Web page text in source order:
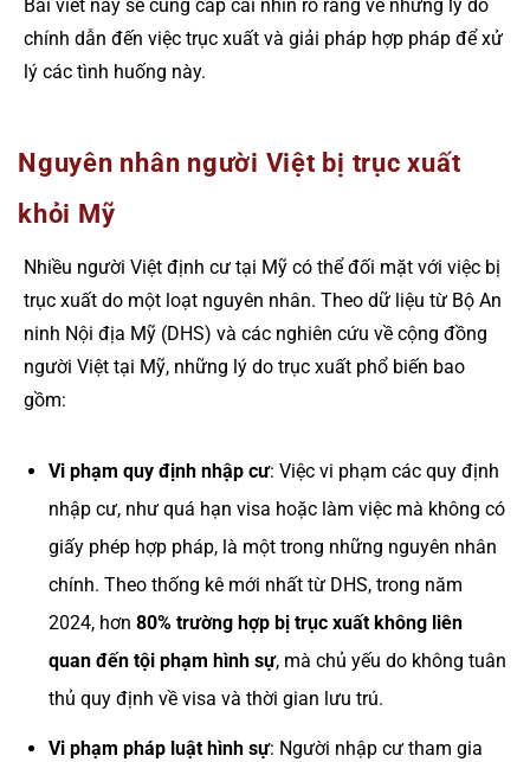
Bài viết này sẽ cung cấp cái nhìn rõ ràng về những lý do
chính dẫn đến việc trục xuất và giải pháp hợp pháp để xử
lý các tình huống này​.
Nguyên nhân người Việt bị trục xuất
khỏi Mỹ
Nhiều người Việt định cư tại Mỹ có thể đối mặt với việc bị
trục xuất do một loạt nguyên nhân. Theo dữ liệu từ Bộ An
ninh Nội địa Mỹ (DHS) và các nghiên cứu về cộng đồng
người Việt tại Mỹ, những lý do trục xuất phổ biến bao
gồm:
Vi phạm quy định nhập cư: Việc vi phạm các quy định
nhập cư, như quá hạn visa hoặc làm việc mà không có
giấy phép hợp pháp, là một trong những nguyên nhân
chính. Theo thống kê mới nhất từ DHS, trong năm
2024, hơn 80% trường hợp bị trục xuất không liên
quan đến tội phạm hình sự, mà chủ yếu do không tuân
thủ quy định về visa và thời gian lưu trú​.
Vi phạm pháp luật hình sự: Người nhập cư tham gia